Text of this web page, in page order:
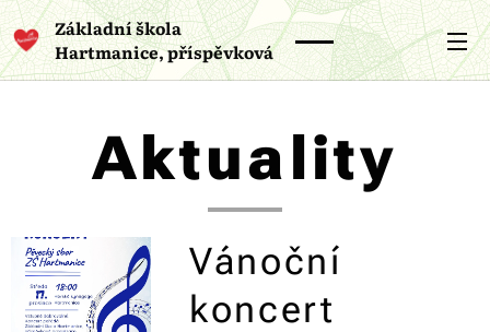
Základní škola
Hartmanice, příspěvková
organizace
Aktuality
Vánoční
koncert